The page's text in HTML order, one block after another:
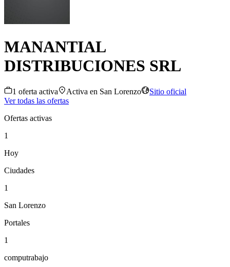
MANANTIAL
DISTRIBUCIONES SRL
1 oferta activa Activa en San Lorenzo
Sitio oficial
Ver todas las ofertas
Ofertas activas
1
Hoy
Ciudades
1
San Lorenzo
Portales
1
computrabajo